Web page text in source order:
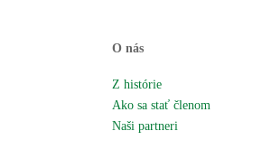
O nás
Z histórie
Ako sa stať členom
Naši partneri